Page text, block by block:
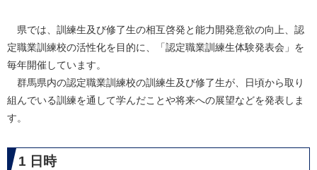
県では、訓練生及び修了生の相互啓発と能力開発意欲の向上、認
定職業訓練校の活性化を目的に、「認定職業訓練生体験発表会」を
毎年開催しています。
群馬県内の認定職業訓練校の訓練生及び修了生が、日頃から取り
組んでいる訓練を通して学んだことや将来への展望などを発表しま
す。
1 日時